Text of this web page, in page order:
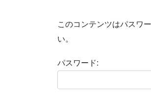
このコンテンツはパスワ
い。
パスワード: